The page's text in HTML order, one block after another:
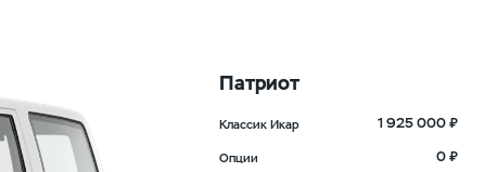
Патриот
Классик Икар 1 925 000 ₽
Опции 0 ₽